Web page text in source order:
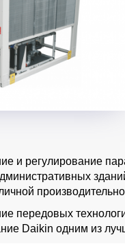
и регулирование
передовых
Daikin одним из